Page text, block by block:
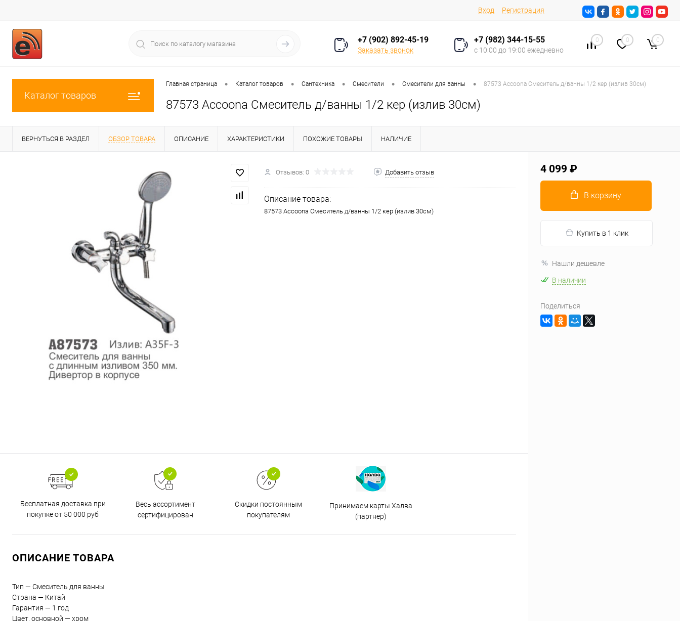
Вход Регистрация
+7 (902) 892-45-19
Заказать звонок
+7 (982) 344-15-55
с 10:00 до 19:00 ежедневно
0 0 0
Каталог товаров
Главная страница • Каталог товаров • Сантехника • Смесители • Смесители для ванны • 87573 Accoona Смеситель д/ванны 1/2 кер (излив 30см)
87573 Accoona Смеситель д/ванны 1/2 кер (излив 30см)
ВЕРНУТЬСЯ В РАЗДЕЛ ОБЗОР ТОВАРА ОПИСАНИЕ ХАРАКТЕРИСТИКИ ПОХОЖИЕ ТОВАРЫ НАЛИЧИЕ
Отзывов: 0 Добавить отзыв
Описание товара:
87573 Accoona Смеситель д/ванны 1/2 кер (излив 30см)
Бесплатная доставка при
покупке от 50 000 руб
Весь ассортимент
сертифицирован
Скидки постоянным
покупателям
Принимаем карты Халва
(партнер)
ОПИСАНИЕ ТОВАРА
Тип — Смеситель для ванны
Страна — Китай
Гарантия — 1 год
Цвет, основной — хром
4 099 ₽
В корзину
Купить в 1 клик
Нашли дешевле
В наличии
Поделиться